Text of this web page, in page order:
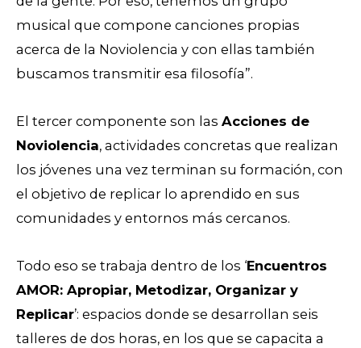
musical que compone canciones propias
acerca de la Noviolencia y con ellas también
buscamos transmitir esa filosofía”.
El tercer componente son las Acciones de
Noviolencia, actividades concretas que realizan
los jóvenes una vez terminan su formación, con
el objetivo de replicar lo aprendido en sus
comunidades y entornos más cercanos.
Todo eso se trabaja dentro de los ‘Encuentros
AMOR: Apropiar, Metodizar, Organizar y
Replicar’: espacios donde se desarrollan seis
talleres de dos horas, en los que se capacita a